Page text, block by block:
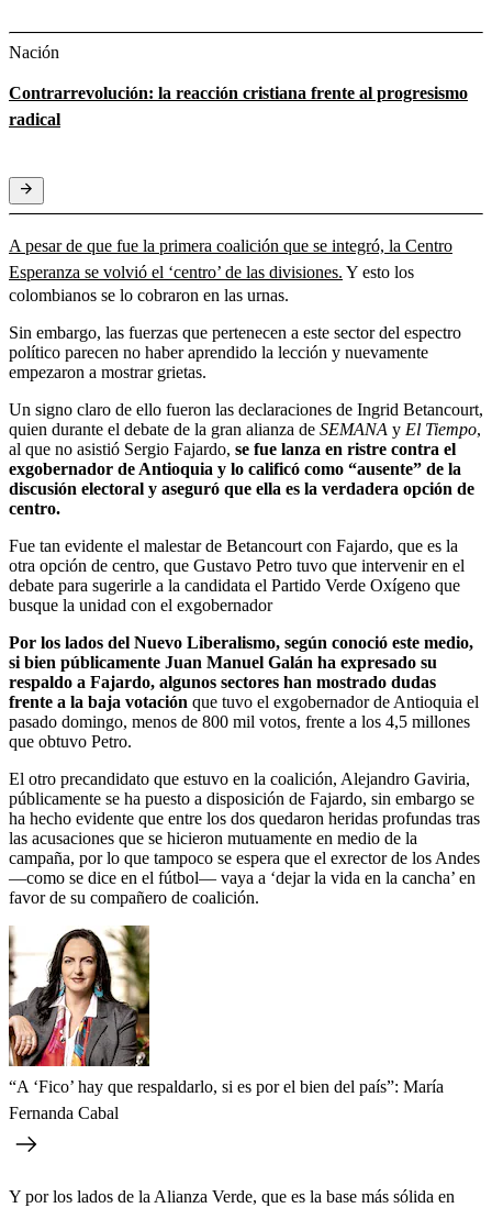
Nación
Contrarrevolución: la reacción cristiana frente al progresismo
radical
A pesar de que fue la primera coalición que se integró, la Centro
Esperanza se volvió el ‘centro’ de las divisiones. Y esto los
colombianos se lo cobraron en las urnas.
Sin embargo, las fuerzas que pertenecen a este sector del espectro
político parecen no haber aprendido la lección y nuevamente
empezaron a mostrar grietas.
Un signo claro de ello fueron las declaraciones de Ingrid Betancourt,
quien durante el debate de la gran alianza de SEMANA y El Tiempo,
al que no asistió Sergio Fajardo, se fue lanza en ristre contra el
exgobernador de Antioquia y lo calificó como “ausente” de la
discusión electoral y aseguró que ella es la verdadera opción de
centro.
Fue tan evidente el malestar de Betancourt con Fajardo, que es la
otra opción de centro, que Gustavo Petro tuvo que intervenir en el
debate para sugerirle a la candidata el Partido Verde Oxígeno que
busque la unidad con el exgobernador
Por los lados del Nuevo Liberalismo, según conoció este medio,
si bien públicamente Juan Manuel Galán ha expresado su
respaldo a Fajardo, algunos sectores han mostrado dudas
frente a la baja votación que tuvo el exgobernador de Antioquia el
pasado domingo, menos de 800 mil votos, frente a los 4,5 millones
que obtuvo Petro.
El otro precandidato que estuvo en la coalición, Alejandro Gaviria,
públicamente se ha puesto a disposición de Fajardo, sin embargo se
ha hecho evidente que entre los dos quedaron heridas profundas tras
las acusaciones que se hicieron mutuamente en medio de la
campaña, por lo que tampoco se espera que el exrector de los Andes
―como se dice en el fútbol― vaya a ‘dejar la vida en la cancha’ en
favor de su compañero de coalición.
“A ‘Fico’ hay que respaldarlo, si es por el bien del país”: María
Fernanda Cabal
Y por los lados de la Alianza Verde, que es la base más sólida en